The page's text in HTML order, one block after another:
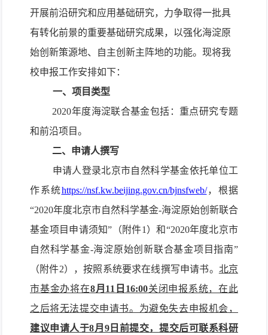
开展前沿研究和应用基础研究，力争取得一批具
有转化前景的重要基础研究成果，以强化海淀原
始创新策源地、自主创新主阵地的功能。现将我
校申报工作安排如下：
一、项目类型
2020年度海淀联合基金包括：重点研究专题
和前沿项目。
二、申请人撰写
申请人登录北京市自然科学基金依托单位工
作系统https://nsf.kw.beijing.gov.cn/bjnsfweb/，根据
“2020年度北京市自然科学基金-海淀原始创新联合
基金项目申请须知”（附件1）和“2020年度北京市
自然科学基金-海淀原始创新联合基金项目指南”
（附件2），按照系统要求在线撰写申请书。 北京
市基金办将在8月11日16:00关闭申报系统，在此
之后将无法提交申请书。为避免失去申报机会，
建议申请人于8月9日前提交，提交后可联系科研